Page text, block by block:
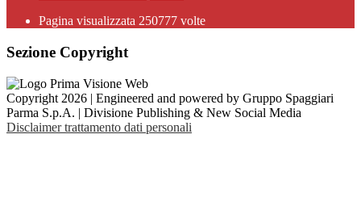
Pagina visualizzata 250777 volte
Sezione Copyright
Copyright 2026 | Engineered and powered by Gruppo Spaggiari
Parma S.p.A. | Divisione Publishing & New Social Media
Disclaimer trattamento dati personali